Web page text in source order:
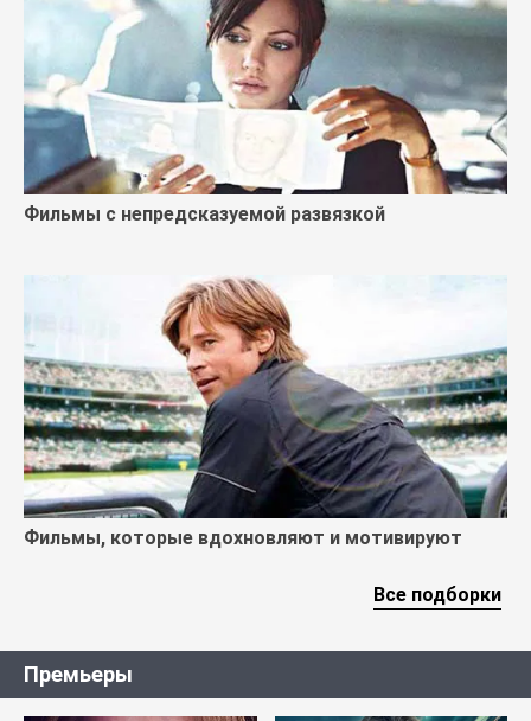
Фильмы с непредсказуемой развязкой
Фильмы, которые вдохновляют и мотивируют
Все подборки
Премьеры